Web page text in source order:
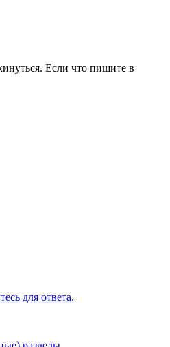
Если что пишите в
для ответа.